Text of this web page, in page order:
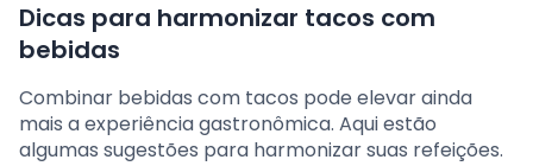
Dicas para harmonizar tacos com
bebidas
Combinar bebidas com tacos pode elevar ainda
mais a experiência gastronômica. Aqui estão
algumas sugestões para harmonizar suas refeições.